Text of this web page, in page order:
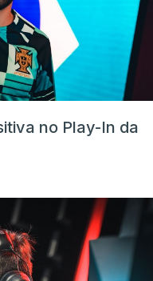
no Play-In da